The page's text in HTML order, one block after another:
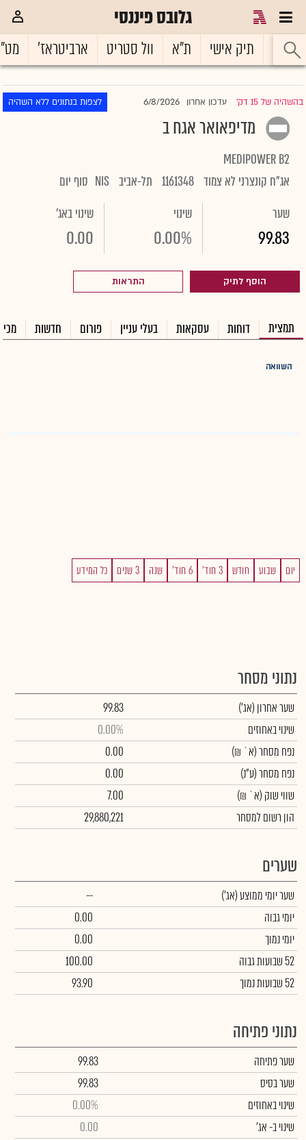
גלובס פיננסי
ראשי תיק אישי ת"א וול סטריט ארביטראז'
בהשהיה של 15 דק' |עדכון אחרון 6/8/2026 לצפות בנתונים ללא השהיה
מדיפאואר אגח ב
MEDIPOWER B2
אג"ח קונצרני לא צמוד 1161348 תל-אביב NIS סוף יום
שער
99.83
שינוי
0.00%
שינוי באג'
0.00
הוסף לתיק התראות
תמצית דוחות עסקאות בעלי עניין פורום חדשות
השוואה
יום שבוע חודש 3 חוד' 6 חוד' שנה 3 שנים כל המידע
נתוני מסחר
שער אחרון (אג')
99.83
שינוי באחוזים
0.00%
נפח מסחר(א` ₪)
0.00
נפח מסחר(ע"נ)
0.00
שווי שוק (א` ₪)
7.00
הון רשום למסחר
29,880,221
שערים
שער יומי ממוצע(אג')
--
יומי גבוה
0.00
יומי נמוך
0.00
52 שבועות גבוה
100.00
52 שבועות נמוך
93.90
נתוני פתיחה
שער פתיחה
99.83
שער בסיס
99.83
שינוי באחוזים
0.00%
שינויב- אג'
0.00